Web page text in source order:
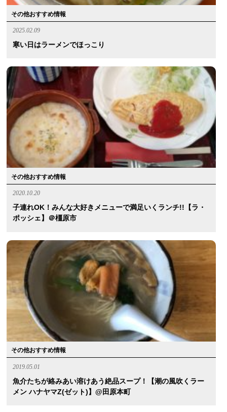
その他おすすめ情報
2025.02.09
寒い日はラーメンでほっこり
その他おすすめ情報
2020.10.20
子連れOK！みんな大好きメニューで満足いくランチ!!【ラ・
ポッシェ】＠橿原市
その他おすすめ情報
2019.05.01
魚介たちが絡みあい溶けあう絶品スープ！【潮の風吹くラー
メン ハナヤマZ(ゼット)】@田原本町